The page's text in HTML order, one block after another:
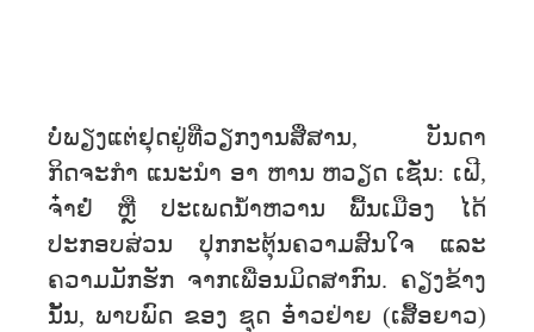
ບໍ່ພຽງແຕ່ຢຸດຢູ່ທີ່ວຽກງານສື່ສານ, ບັນດາ
ກິດຈະກຳ ແນະນຳ ອາ ຫານ ຫວຽດ ເຊັ່ນ: ເຝີ,
ຈ໋າຢ່ໍ ຫຼື ປະເພດນ້ຳຫວານ ພື້ນເມືອງ ໄດ້
ປະກອບສ່ວນ ປຸກກະຕຸ້ນຄວາມສົນໃຈ ແລະ
ຄວາມມັກຮັກ ຈາກເພື່ອນມິດສາກົນ. ຄຽງຂ້າງ
ນັ້ນ, ພາບພົດ ຂອງ ຊຸດ ອ໋າວຢ່າຍ (ເສື້ອຍາວ)